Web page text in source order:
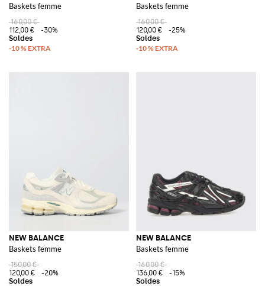
Baskets femme
160,00 €
112,00 €
-30%
Baskets femme
160,00 €
120,00 €
-25%
NEW BALANCE
Baskets femme
150,00 €
120,00 €
-20%
NEW BALANCE
Baskets femme
160,00 €
136,00 €
-15%